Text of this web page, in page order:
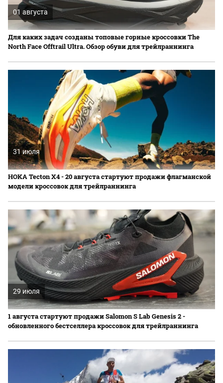
01 августа
Для каких задач созданы топовые горные кроссовки The
North Face Offtrail Ultra. Обзор обуви для трейлраннинга
31 июля
HOKA Tecton X4 - 20 августа стартуют продажи флагманской
модели кроссовок для трейлраннинга
29 июля
1 августа стартуют продажи Salomon S Lab Genesis 2 -
обновленного бестселлера кроссовок для трейлраннинга